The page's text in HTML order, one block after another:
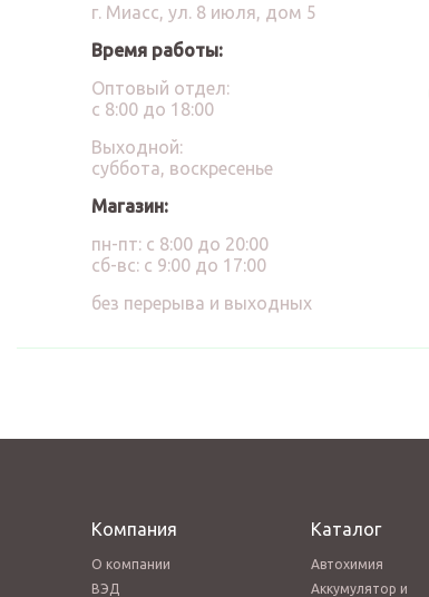
г. Миасс, ул. 8 июля, дом 5
Время работы:
Оптовый отдел:
с 8:00 до 18:00
Выходной:
суббота, воскресенье
Магазин:
пн-пт: с 8:00 до 20:00
сб-вс: с 9:00 до 17:00
без перерыва и выходных
Компания
О компании
ВЭД
Каталог
Автохимия
Аккумулятор и